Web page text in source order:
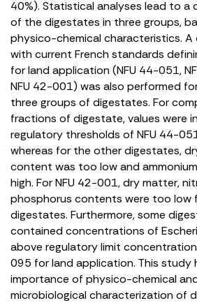
40%). Statistical analyses lead to a
of the digestates in three groups,
physico-chemical characteristics. A
with current French standards
for land application (NFU 44-051,
NFU 42-001) was also performed
three groups of digestates. For
fractions of digestate, values were
regulatory thresholds of NFU 44-
whereas for the other digestates,
content was too low and
high. For NFU 42-001, dry matter,
phosphorus contents were too low
digestates. Furthermore, some
contained concentrations of
above regulatory limit
095 for land application. This study
importance of physico-chemical
microbiological characterization of